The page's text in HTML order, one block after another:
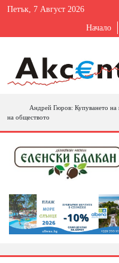
Петък, 7 Август 2026
Начало
Андрей Гюров: Купуването на
на обществото